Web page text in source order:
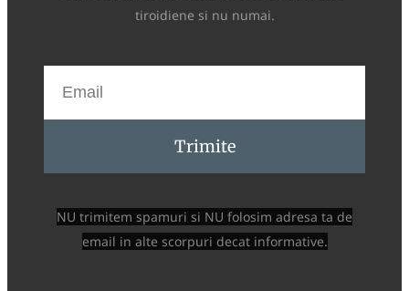
tiroidiene si nu numai.
Trimite
NU trimitem spamuri si NU folosim adresa ta de
email in alte scorpuri decat informative.